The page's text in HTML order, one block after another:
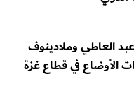
العاطي وملادينوف
الأوضاع في قطاع غزة